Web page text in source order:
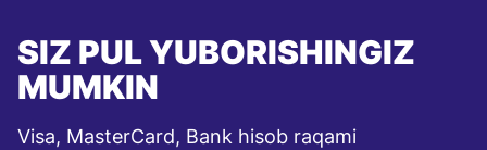
SIZ PUL YUBORISHINGIZ
MUMKIN
Visa, MasterCard, Bank hisob raqami